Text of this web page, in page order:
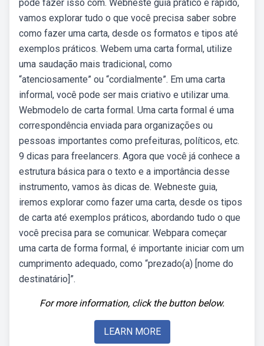
pode fazer isso com. Webneste guia prático e rápido,
vamos explorar tudo o que você precisa saber sobre
como fazer uma carta, desde os formatos e tipos até
exemplos práticos. Webem uma carta formal, utilize
uma saudação mais tradicional, como
“atenciosamente” ou “cordialmente”. Em uma carta
informal, você pode ser mais criativo e utilizar uma.
Webmodelo de carta formal. Uma carta formal é uma
correspondência enviada para organizações ou
pessoas importantes como prefeituras, políticos, etc.
9 dicas para freelancers. Agora que você já conhece a
estrutura básica para o texto e a importância desse
instrumento, vamos às dicas de. Webneste guia,
iremos explorar como fazer uma carta, desde os tipos
de carta até exemplos práticos, abordando tudo o que
você precisa para se comunicar. Webpara começar
uma carta de forma formal, é importante iniciar com um
cumprimento adequado, como “prezado(a) [nome do
destinatário]”.
For more information, click the button below.
LEARN MORE